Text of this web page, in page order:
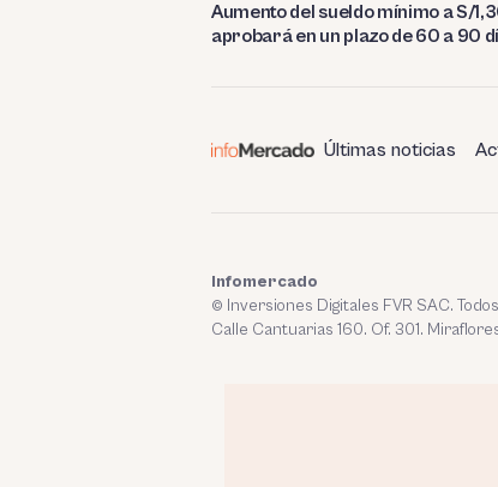
Aumento del sueldo mínimo a S/
aprobará en un plazo de 60 a 90
Últimas noticias
Infomercado
© Inversiones Digitales FVR SAC.
Calle Cantuarias 160. Of. 301.